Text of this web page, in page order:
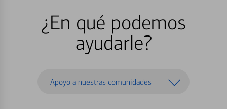
¿En qué podemos
ayudarle?
Apoyo a nuestras comunidades